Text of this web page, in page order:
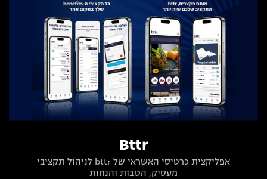
Bttr
אפליקצית כרטיסי האשראי של bttr לניהול תקציבי
מעסיק, הטבות והנחות